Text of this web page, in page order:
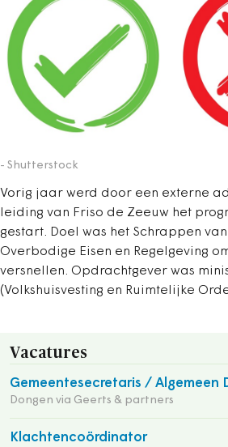
- Shutterstock
Vorig jaar werd door een externe
leiding van Friso de Zeeuw het
gestart. Doel was het Schrappen
Overbodige Eisen en Regelgeving
versnellen. Opdrachtgever was
(Volkshuisvesting en Ruimtelijke
Vacatures
Gemeentesecretaris / Algemeen
Dongen via Geerts & partners
Klachtencoördinator